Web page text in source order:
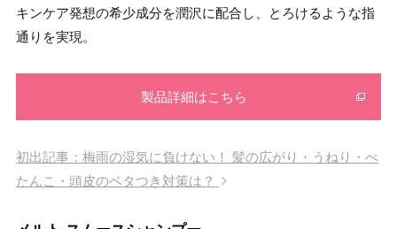
キンケア発想の希少成分を潤沢に配合し、とろけるような指
通りを実現。
製品詳細はこちら
初出記事：梅雨の湿気に負けない！ 髪の広がり・うねり・ぺ
たんこ・頭皮のベタつき対策は？